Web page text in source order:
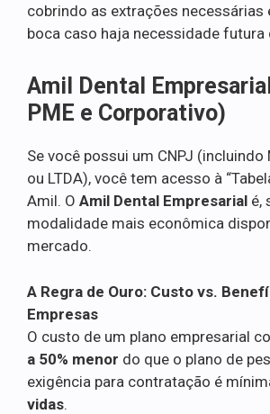
cobrindo as extrações necessárias
boca caso haja necessidade futura
Amil Dental
PME e Corporativo)
Se você possui um CNPJ (incluindo
ou LTDA), você tem acesso à
Amil. O Amil Dental Empresarial é,
modalidade mais econômica
mercado.
A Regra de Ouro: Custo vs.
Empresas
O custo de um plano empresarial
a 50% menor do que o plano de
exigência para contratação é
vidas.